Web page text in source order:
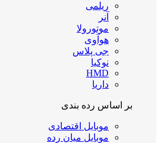
ریلمی
آنر
موتورولا
هوآوی
جی پلاس
نوکیا
HMD
داریا
بر اساس رده بندی
موبایل اقتصادی
موبایل میان رده